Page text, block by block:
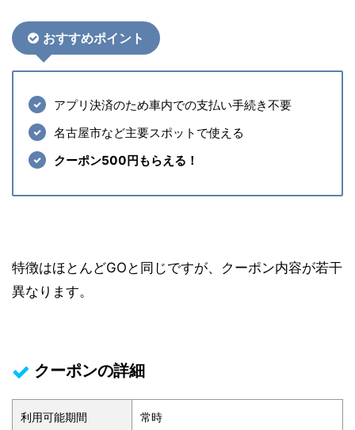
おすすめポイント
アプリ決済のため車内での支払い手続き不要
名古屋市など主要スポットで使える
クーポン500円もらえる！
特徴はほとんどGOと同じですが、クーポン内容が若干
異なります。
クーポンの詳細
利用可能期間 常時